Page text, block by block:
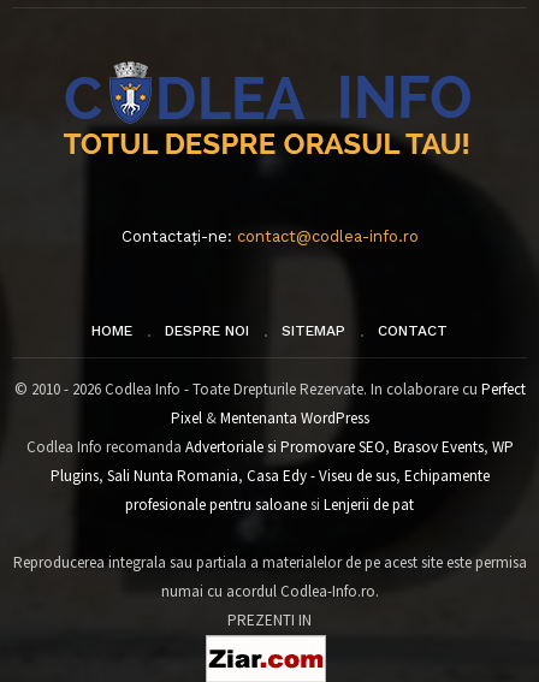
Contactați-ne: contact@codlea-info.ro
HOME DESPRE NOI SITEMAP CONTACT
© 2010 - 2026 Codlea Info - Toate Drepturile Rezervate. In colaborare cu Perfect
Pixel&Mentenanta WordPress
Codlea Info recomanda Advertoriale si Promovare SEO, Brasov Events, WP
Plugins, Sali Nunta Romania, Casa Edy - Viseu de sus, Echipamente
profesionale pentru saloanesi Lenjerii de pat
Reproducerea integrala sau partiala a materialelor de pe acest site este permisa
numai cu acordul Codlea-Info.ro.
PREZENTI IN